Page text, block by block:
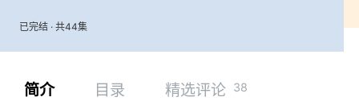
已完结 · 共44集
简介 目录 精选评论 38